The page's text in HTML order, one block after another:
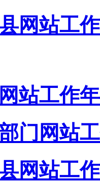
网站工
站工作
门网站
网站工